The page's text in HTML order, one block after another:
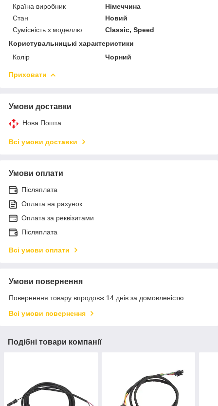
Країна виробник
Німеччина
Стан
Новий
Сумісність з моделлю
Classic, Speed
Користувальницькі характеристики
Колір
Чорний
Приховати
Умови доставки
Нова Пошта
Всі умови доставки
Умови оплати
Післяплата
Оплата на рахунок
Оплата за реквізитами
Післяплата
Всі умови оплати
Умови повернення
Повернення товару впродовж 14 днів за домовленістю
Всі умови повернення
Подібні товари компанії